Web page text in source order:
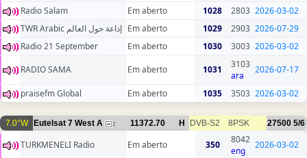
Radio Salam
Em aberto 1028 2803 2026-03-02
TWR Arabic إذاعة حول العالم Em aberto 1029 2903 2026-07-29
Radio 21 September
Em aberto 1030 3003 2026-03-02
RADIO SAMA
Em aberto 1031
3103
ara
2026-07-17
praisefm Global Em aberto 1035 3503 2026-03-02
7.0°W Eutelsat 7 West A 2 11372.70 H DVB-S2 8PSK 27500 5/6
TURKMENELI Radio Em aberto 350
8042
eng
2026-03-02